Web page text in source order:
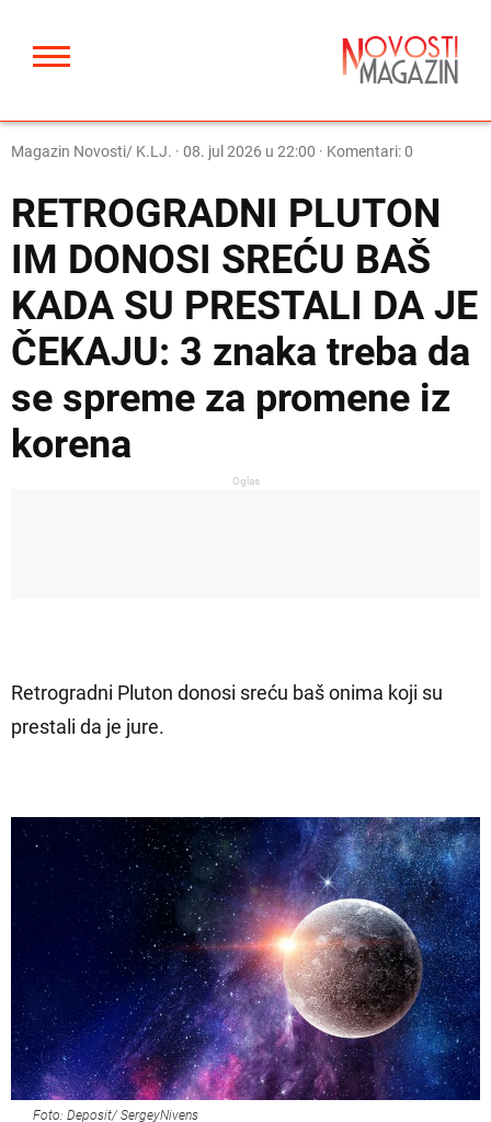
Magazin Novosti/ K.LJ. · 08. jul 2026 u 22:00 · Komentari: 0
RETROGRADNI PLUTON
IM DONOSI SREĆU BAŠ
KADA SU PRESTALI DA JE
ČEKAJU: 3 znaka treba da
se spreme za promene iz
korena
Oglas
Retrogradni Pluton donosi sreću baš onima koji su
prestali da je jure.
Foto: Deposit/ SergeyNivens